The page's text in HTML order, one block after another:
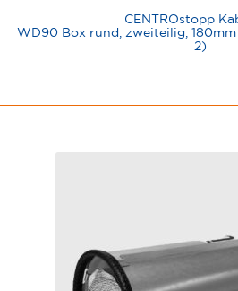
CENTROstopp
WD90 Box rund, zweiteilig,
2)